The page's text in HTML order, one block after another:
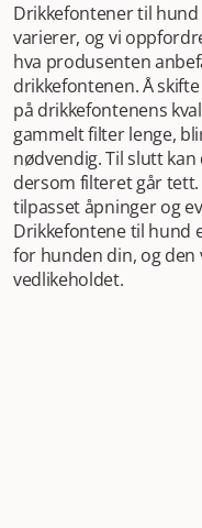
Drikkefontener til
varierer, og vi
hva produsenten
drikkefontenen. Å
på drikkefontenens
gammelt filter lenge,
nødvendig. Til slutt
dersom filteret går
tilpasset åpninger og
Drikkefontene til hund
for hunden din, og den
vedlikeholdet.